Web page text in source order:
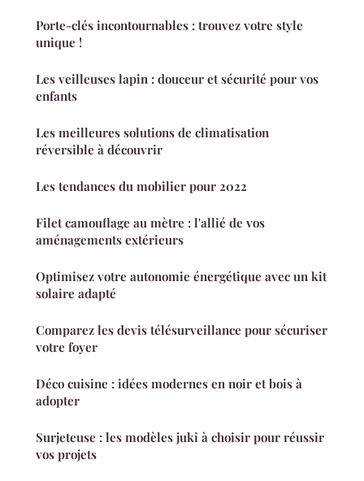
Porte-clés incontournables : trouvez votre style
unique !
Les veilleuses lapin : douceur et sécurité pour vos
enfants
Les meilleures solutions de climatisation
réversible à découvrir
Les tendances du mobilier pour 2022
Filet camouflage au mètre : l'allié de vos
aménagements extérieurs
Optimisez votre autonomie énergétique avec un kit
solaire adapté
Comparez les devis télésurveillance pour sécuriser
votre foyer
Déco cuisine : idées modernes en noir et bois à
adopter
Surjeteuse : les modèles juki à choisir pour réussir
vos projets